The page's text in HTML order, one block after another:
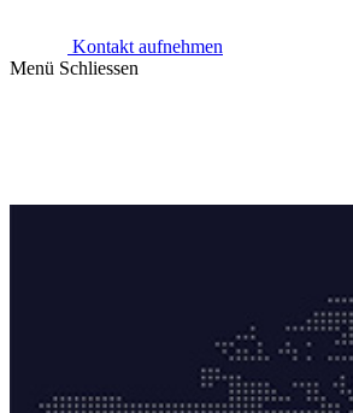
Kontakt aufnehmen
Menü Schliessen